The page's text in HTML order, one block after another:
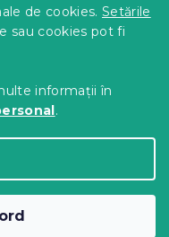
de cookies. Setările
sau cookies pot fi
informații în
.
Acasa. Toate
cookie-urilor